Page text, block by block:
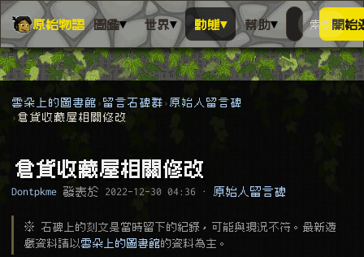
原始物語 圖鑑▾ 世界▾ 動態▾ 幫助▾
搜尋萬物
搜人物、
索引開始
雲朵上的圖書館 留言石碑群
原始人留言碑
倉貨收藏屋相關修改
倉貨收藏屋相關修改
Dontpkme 發表於 2022-12-30 04:36 · 原始人留言碑
※ 石碑上的刻文是當時留下的紀錄，可能與現況不符。最新遊
戲資料請以 雲朵上的圖書館的資料為主。